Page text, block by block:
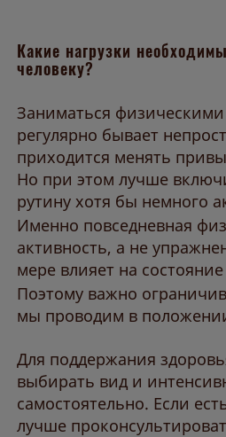
Какие нагрузки
человеку?
Заниматься
регулярно бывает
приходится менять
Но при этом лучше
рутину хотя бы немного
Именно повседневная
активность, а не
мере влияет на
Поэтому важно
мы проводим в
Для поддержания
выбирать вид и
самостоятельно. Если
лучше